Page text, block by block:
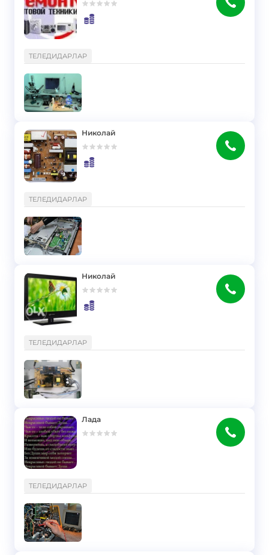
ТЕЛЕДИДАРЛАР
Николай
ТЕЛЕДИДАРЛАР
Николай
ТЕЛЕДИДАРЛАР
Лада
ТЕЛЕДИДАРЛАР